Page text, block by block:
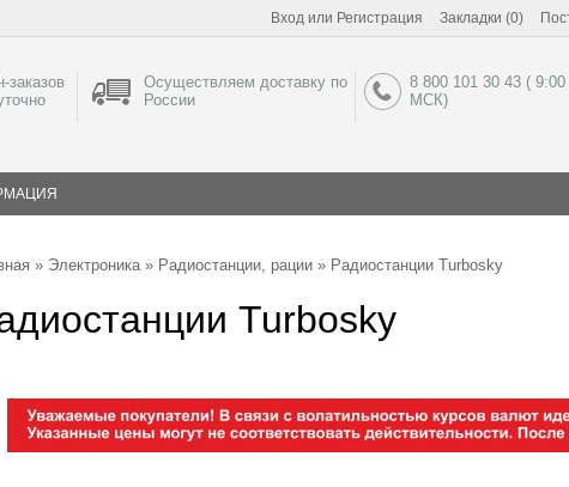
Вход или Регистрация Закладки (0)
Осуществляем доставку по
России
8 800 101 30 43 (
МСК)
» Электроника» Радиостанции, рации » Радиостанции Turbosky
Turbosky